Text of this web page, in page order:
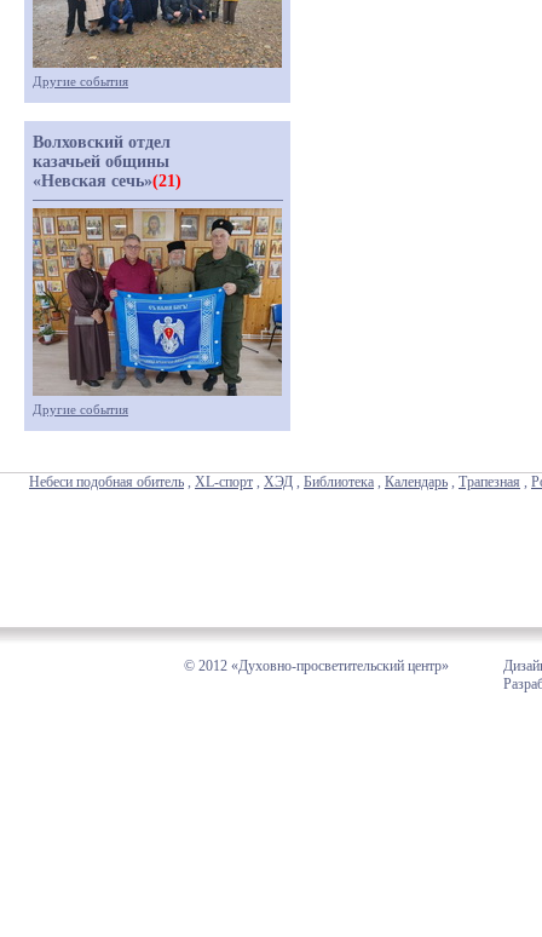
Другие события
Волховский отдел
казачьей общины
«Невская сечь»(21)
Другие события
Небеси подобная обитель , XL-спорт , ХЭД , Библиотека , Календарь , Трапезная ,
© 2012 «Духовно-просветительский центр»